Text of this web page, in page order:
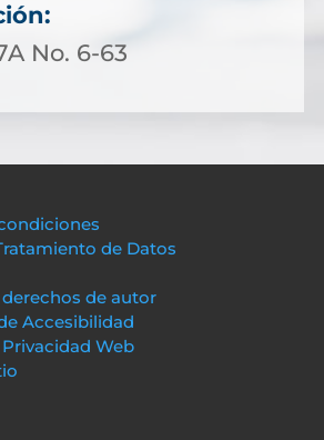
No. 6-63
de Datos
derechos de autor
Accesibilidad
Web